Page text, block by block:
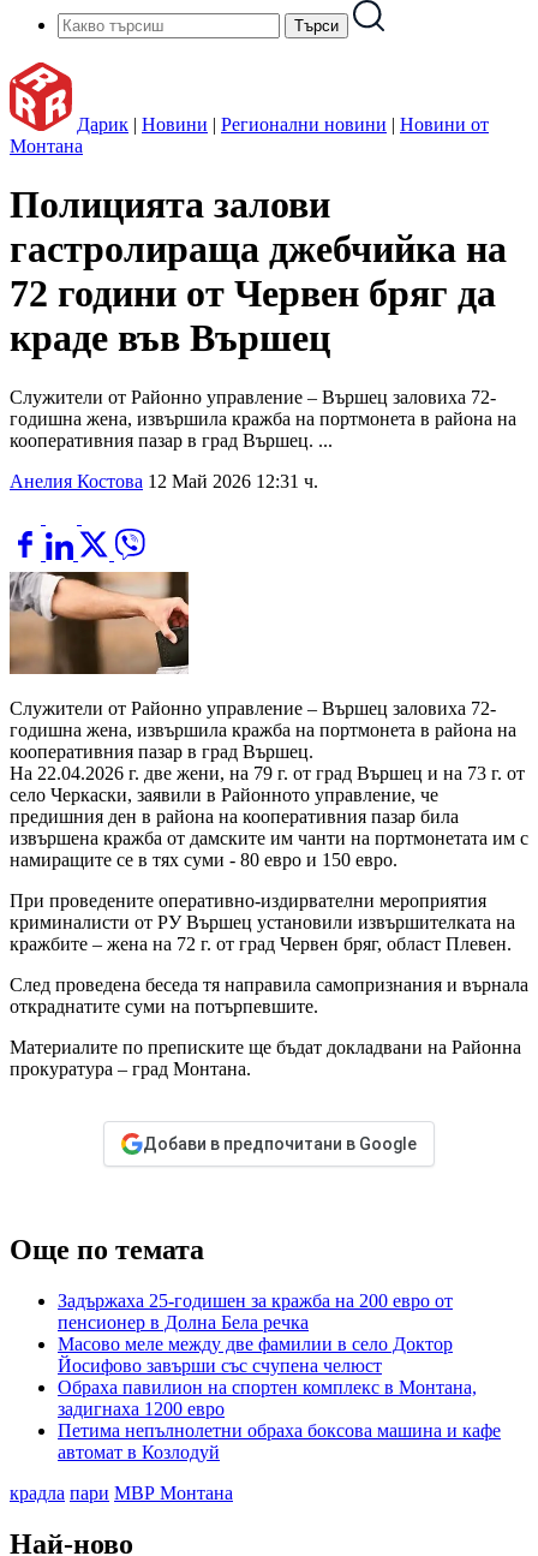
Дарик | Новини | Регионални новини | Новини от
Монтана
Полицията залови
гастролираща джебчийка на
72 години от Червен бряг да
краде във Вършец
Служители от Районно управление – Вършец заловиха 72-
годишна жена, извършила кражба на портмонета в района на
кооперативния пазар в град Вършец. ...
Анелия Костова 12 Май 2026 12:31 ч.
Служители от Районно управление – Вършец заловиха 72-
годишна жена, извършила кражба на портмонета в района на
кооперативния пазар в град Вършец.
На 22.04.2026 г. две жени, на 79 г. от град Вършец и на 73 г. от
село Черкаски, заявили в Районното управление, че
предишния ден в района на кооперативния пазар била
извършена кражба от дамските им чанти на портмонетата им с
намиращите се в тях суми - 80 евро и 150 евро.
При проведените оперативно-издирвателни мероприятия
криминалисти от РУ Вършец установили извършителката на
кражбите – жена на 72 г. от град Червен бряг, област Плевен.
След проведена беседа тя направила самопризнания и върнала
откраднатите суми на потърпевшите.
Материалите по преписките ще бъдат докладвани на Районна
прокуратура – град Монтана.
Добави в предпочитани в Google
Още по темата
Задържаха 25-годишен за кражба на 200 евро от
пенсионер в Долна Бела речка
Масово меле между две фамилии в село Доктор
Йосифово завърши със счупена челюст
Обраха павилион на спортен комплекс в Монтана,
задигнаха 1200 евро
Петима непълнолетни обраха боксова машина и кафе
автомат в Козлодуй
крадла пари МВР Монтана
Най-ново